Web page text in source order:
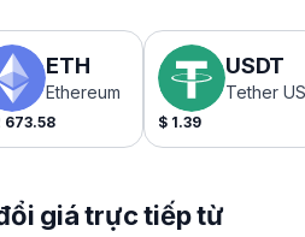
ETH
Ethereum
673.58
USDT
Tether
$ 1.39
giá trực tiếp từ